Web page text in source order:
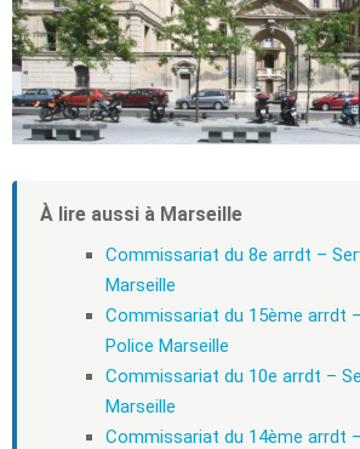
À lire aussi à Marseille
Commissariat du 8e arrdt –
Marseille
Commissariat du 15ème arrdt
Police Marseille
Commissariat du 10e arrdt –
Marseille
Commissariat du 14ème arrdt